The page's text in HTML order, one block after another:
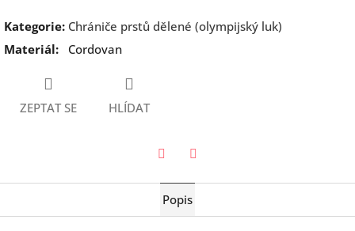
Kategorie: Chrániče prstů dělené (olympijský luk)
Materiál: Cordovan
ZEPTAT SE HLÍDAT
Popis